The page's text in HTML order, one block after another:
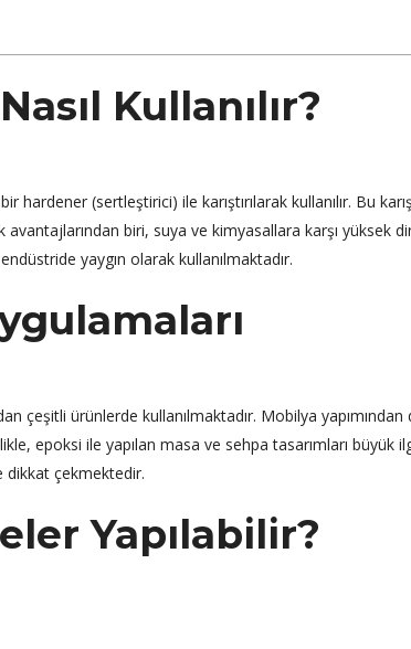
Kullanılır?
(sertleştirici) ile karıştırılarak kullanılır. Bu
avantajlarından biri, suya ve kimyasallara karşı yüksek
yaygın olarak kullanılmaktadır.
çeşitli ürünlerde kullanılmaktadır. Mobilya
epoksi ile yapılan masa ve sehpa tasarımları büyük
dikkat çekmektedir.
Yapılabilir?